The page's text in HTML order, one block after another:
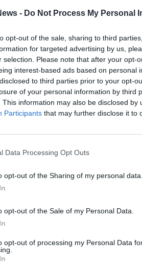
- Do Not Process My Personal
opt-out of the sale, sharing to third
for targeted advertising by us,
selection. Please note that after your opt-
interest-based ads based on personal
to third parties prior to your opt-
of your personal information by third
This information may also be disclosed by
Participants that may further disclose it to
Data Processing Opt Outs
opt-out of the Sharing of my personal data.
opt-out of the Sale of my Personal Data.
opt-out of processing my Personal Data
mai di
Olona